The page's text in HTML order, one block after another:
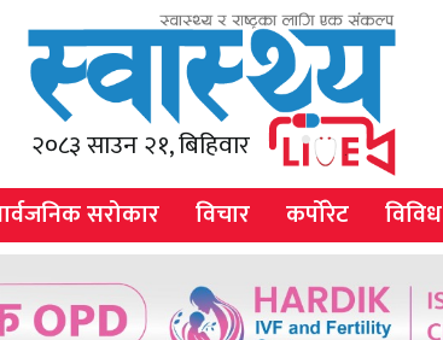
२०८३ साउन २१, बिहिवार
सरोकार विचार कर्पोरेट विविध